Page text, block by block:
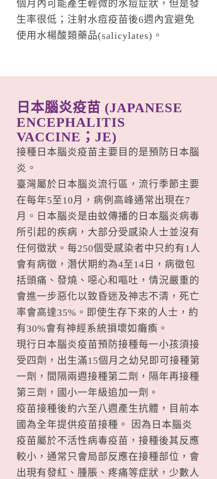
個月內可能產生輕微的水痘症狀，但是發
生率很低；注射水痘疫苗後6週內宜避免
使用水楊酸類藥品(salicylates)。
日本腦炎疫苗 (JAPANESE
ENCEPHALITIS
VACCINE；JE)
接種日本腦炎疫苗主要目的是預防日本腦
炎。
臺灣屬於日本腦炎流行區，流行季節主要
在每年5至10月，病例高峰通常出現在7
月。日本腦炎是由蚊傳播的日本腦炎病毒
所引起的疾病，大部分受感染人士並沒有
任何徵狀。每250個受感染者中只約有1人
會有病徵，潛伏期約為4至14日，病徵包
括頭痛、發燒、噁心和嘔吐，情況嚴重的
會進一步惡化以致昏迷及神志不清，死亡
率會高達35%。即使生存下來的人士，約
有30%會有神經系統損壞如癱瘓。
現行日本腦炎疫苗預防接種每一小孩須接
受四劑，出生滿15個月之幼兒即可接種第
一劑，間隔兩週接種第二劑，隔年再接種
第三劑，國小一年級追加一劑。
疫苗接種後約六至八週產生抗體，目前本
國為全年提供疫苗接種。 因為日本腦炎
疫苗屬於不活性病毒疫苗，接種後其反應
較小，通常只會局部反應在接種部位，會
出現有發紅、腫脹、疼痛等症狀，少數人